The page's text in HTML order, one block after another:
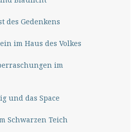
des Gedenkens
allein im Haus des Volkes
im
und das Space
Schwarzen Teich